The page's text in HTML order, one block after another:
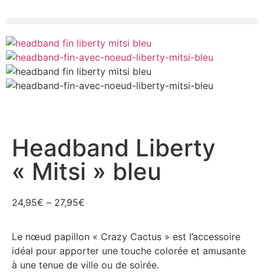
Headband Liberty
« Mitsi » bleu
24,95€ – 27,95€
Le nœud papillon « Crazy Cactus » est l’accessoire
idéal pour apporter une touche colorée et amusante
à une tenue de ville ou de soirée.